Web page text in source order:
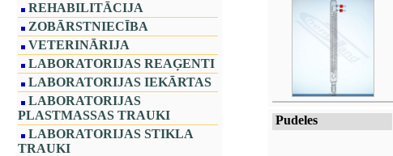
REHABILITĀCIJA
ZOBĀRSTNIECĪBA
VETERINĀRIJA
LABORATORIJAS REAĢENTI
LABORATORIJAS IEKĀRTAS
LABORATORIJAS
PLASTMASSAS TRAUKI
LABORATORIJAS STIKLA
TRAUKI
Pudeles